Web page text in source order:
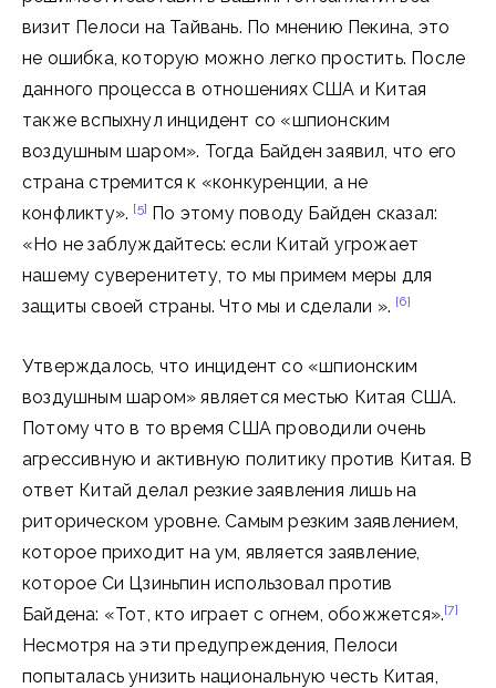
визит Пелоси на Тайвань. По мнению Пекина, это
не ошибка, которую можно легко простить. После
данного процесса в отношениях США и Китая
также вспыхнул инцидент со «шпионским
воздушным шаром». Тогда Байден заявил, что его
страна стремится к «конкуренции, а не
конфликту». [5] По этому поводу Байден сказал:
«Но не заблуждайтесь: если Китай угрожает
нашему суверенитету, то мы примем меры для
защиты своей страны. Что мы и сделали ». [6]
Утверждалось, что инцидент со «шпионским
воздушным шаром» является местью Китая США.
Потому что в то время США проводили очень
агрессивную и активную политику против Китая. В
ответ Китай делал резкие заявления лишь на
риторическом уровне. Самым резким заявлением,
которое приходит на ум, является заявление,
которое Си Цзиньпин использовал против
Байдена: «Тот, кто играет с огнем, обожжется».[7]
Несмотря на эти предупреждения, Пелоси
попыталась унизить национальную честь Китая,